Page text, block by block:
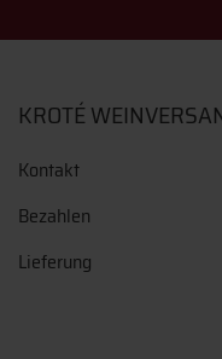
KROTÉ
Kontakt
Bezahlen
Lieferung